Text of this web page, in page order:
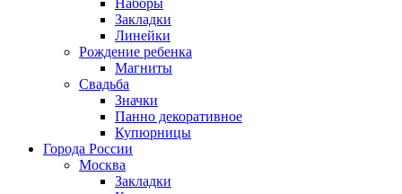
Наборы
Закладки
Линейки
Рождение ребенка
Магниты
Свадьба
Значки
Панно декоративное
Купюрницы
Города России
Москва
Закладки